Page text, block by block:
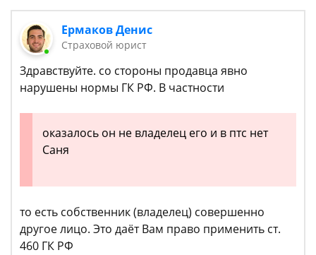
Ермаков Денис
Страховой юрист
Здравствуйте. со стороны продавца явно
нарушены нормы ГК РФ. В частности
оказалось он не владелец его и в птс нет
Саня
то есть собственник (владелец) совершенно
другое лицо. Это даёт Вам право применить ст.
460 ГК РФ